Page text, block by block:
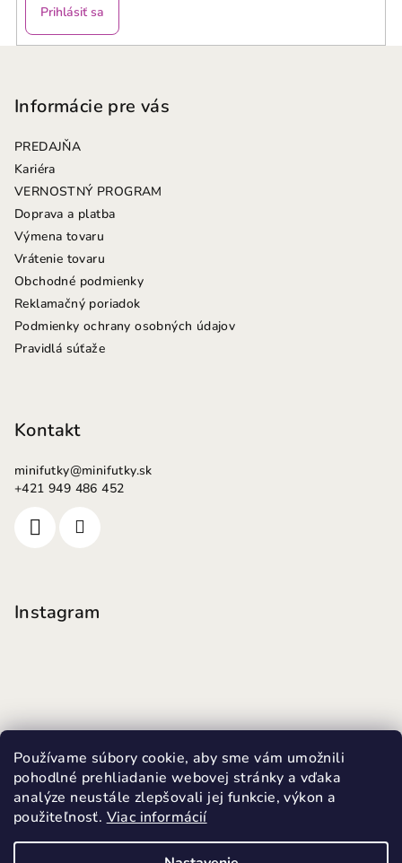
Používame súbory cookie, aby sme vám umožnili
pohodlné prehliadanie webovej stránky a vďaka
analýze neustále zlepšovali jej funkcie, výkon a
použiteľnosť. Viac informácií
Prihlásiť sa
Informácie pre vás
PREDAJŇA
Kariéra
VERNOSTNÝ PROGRAM
Doprava a platba
Výmena tovaru
Vrátenie tovaru
Obchodné podmienky
Reklamačný poriadok
Podmienky ochrany osobných údajov
Pravidlá súťaže
Kontakt
minifutky@minifutky.sk
+421 949 486 452
Instagram
Sledovať na Instagrame